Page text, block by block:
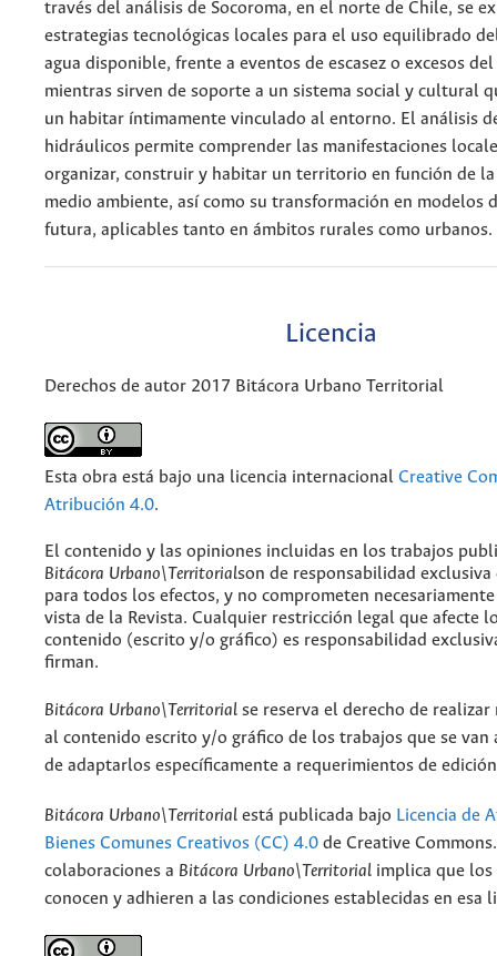
través del análisis de Socoroma, en el norte de Chile, se
estrategias tecnológicas locales para el uso equilibrado
agua disponible, frente a eventos de escasez o excesos
mientras sirven de soporte a un sistema social y cultural
un habitar íntimamente vinculado al entorno. El análisis
hidráulicos permite comprender las manifestaciones
organizar, construir y habitar un territorio en función de
medio ambiente, así como su transformación en modelos
futura, aplicables tanto en ámbitos rurales como urbanos.
Licencia
Derechos de autor 2017 Bitácora Urbano Territorial
Esta obra está bajo una licencia internacional Creative
Atribución 4.0.
El contenido y las opiniones incluidas en los trabajos
Bitácora Urbano\Territorialson de responsabilidad exclusiva
para todos los efectos, y no comprometen
vista de la Revista. Cualquier restricción legal que afecte
contenido (escrito y/o gráfico) es responsabilidad
firman.
Bitácora Urbano\Territorial se reserva el derecho de realizar
al contenido escrito y/o gráfico de los trabajos que se van
de adaptarlos específicamente a requerimientos de
Bitácora Urbano\Territorial está publicada bajo Licencia de
Bienes Comunes Creativos (CC) 4.0 de Creative
colaboraciones a Bitácora Urbano\Territorial implica que los
conocen y adhieren a las condiciones establecidas en esa